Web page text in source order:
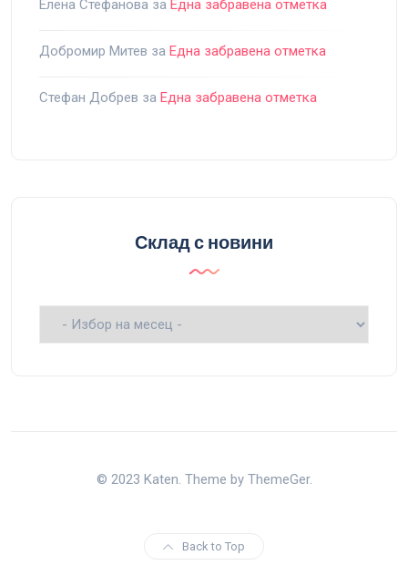
Елена Стефанова за Една забравена отметка
Добромир Митев за Една забравена отметка
Стефан Добрев за Една забравена отметка
Склад с новини
Склад
© 2023 Katen. Theme by ThemeGer.
Back to Top